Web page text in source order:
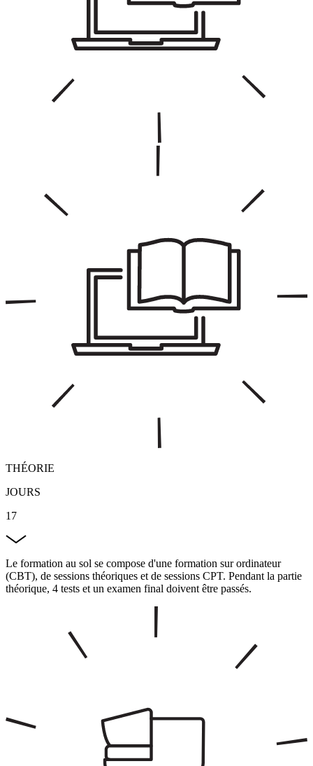
THÉORIE
JOURS
17
Le formation au sol se compose d'une formation sur ordinateur
(CBT), de sessions théoriques et de sessions CPT. Pendant la partie
théorique, 4 tests et un examen final doivent être passés.